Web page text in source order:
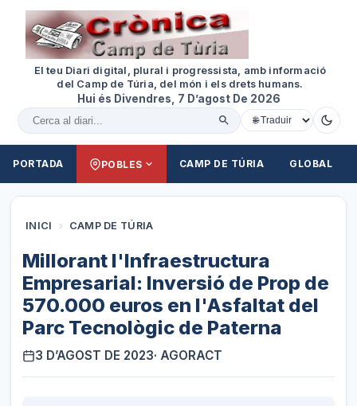
El teu Diari digital, plural i progressista, amb informació
del Camp de Túria, del món i els drets humans.
Hui és Divendres, 7 D’agost De 2026
Cercar al diari
PORTADA POBLES CAMP DE TÚRIA GLOBAL
INICI › CAMP DE TÚRIA
Millorant l'Infraestructura
Empresarial: Inversió de Prop de
570.000 euros en l'Asfaltat del
Parc Tecnològic de Paterna
3 D’AGOST DE 2023· AGORACT